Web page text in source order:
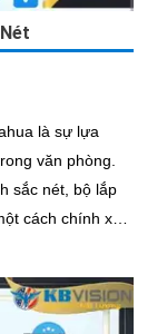
là sự lựa
văn phòng.
sắc nét, bộ lắp
cách chính xác